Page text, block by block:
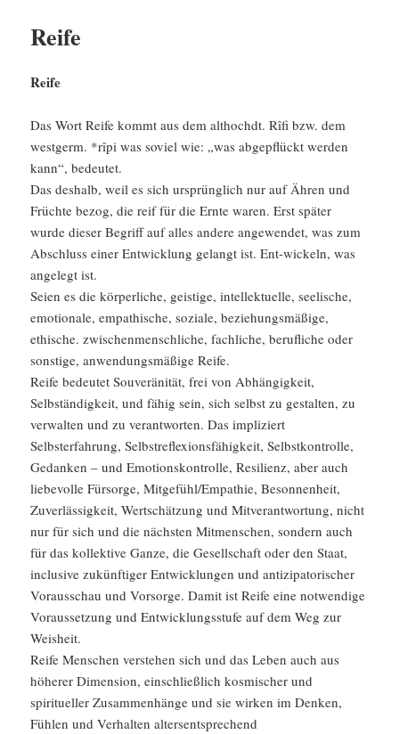
Reife
Reife
Das Wort Reife kommt aus dem althochdt. Rîfi bzw. dem
westgerm. *rîpi was soviel wie: „was abgepflückt werden
kann“, bedeutet.
Das deshalb, weil es sich ursprünglich nur auf Ähren und
Früchte bezog, die reif für die Ernte waren. Erst später
wurde dieser Begriff auf alles andere angewendet, was zum
Abschluss einer Entwicklung gelangt ist. Ent-wickeln, was
angelegt ist.
Seien es die körperliche, geistige, intellektuelle, seelische,
emotionale, empathische, soziale, beziehungsmäßige,
ethische. zwischenmenschliche, fachliche, berufliche oder
sonstige, anwendungsmäßige Reife.
Reife bedeutet Souveränität, frei von Abhängigkeit,
Selbständigkeit, und fähig sein, sich selbst zu gestalten, zu
verwalten und zu verantworten. Das impliziert
Selbsterfahrung, Selbstreflexionsfähigkeit, Selbstkontrolle,
Gedanken – und Emotionskontrolle, Resilienz, aber auch
liebevolle Fürsorge, Mitgefühl/Empathie, Besonnenheit,
Zuverlässigkeit, Wertschätzung und Mitverantwortung, nicht
nur für sich und die nächsten Mitmenschen, sondern auch
für das kollektive Ganze, die Gesellschaft oder den Staat,
inclusive zukünftiger Entwicklungen und antizipatorischer
Vorausschau und Vorsorge. Damit ist Reife eine notwendige
Voraussetzung und Entwicklungsstufe auf dem Weg zur
Weisheit.
Reife Menschen verstehen sich und das Leben auch aus
höherer Dimension, einschließlich kosmischer und
spiritueller Zusammenhänge und sie wirken im Denken,
Fühlen und Verhalten altersentsprechend